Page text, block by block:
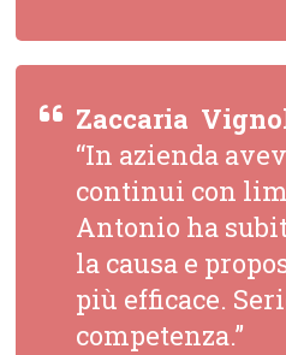
Zaccaria 
“In azienda
continui con
Antonio ha
la causa e
più efficace.
competenza.”